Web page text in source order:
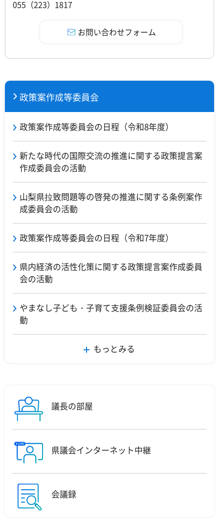
055（223）1817
政策案作成等委員会
政策案作成等委員会の日程（令和8年度）
新たな時代の国際交流の推進に関する政策提言案
作成委員会の活動
山梨県拉致問題等の啓発の推進に関する条例案作
成委員会の活動
政策案作成等委員会の日程（令和7年度）
県内経済の活性化策に関する政策提言案作成委員
会の活動
やまなし子ども・子育て支援条例検証委員会の活
動
もっとみる
議長の部屋
県議会インターネット中継
会議録